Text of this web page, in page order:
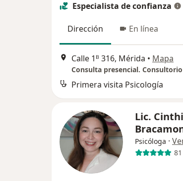
Especialista de confianza
Dirección En línea
Calle 1ᴮ 316, Mérida • Mapa
Primera visita Psicología
Lic.
Psicóloga ·